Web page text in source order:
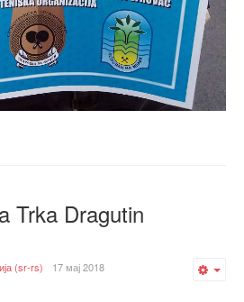
Trka Dragutin
(sr-rs)
17 мај 2018